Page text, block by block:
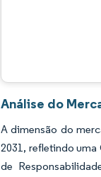
Análise do
A dimensão do
2031, refletindo
de